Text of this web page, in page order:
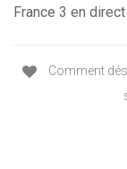
France 3 en
Comment